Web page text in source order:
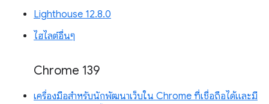
Lighthouse 12.8.0
ไฮไลต์อื่นๆ
Chrome 139
เครื่องมือสำหรับนักพัฒนาเว็บใน Chrome ที่เชื่อถือได้และมี